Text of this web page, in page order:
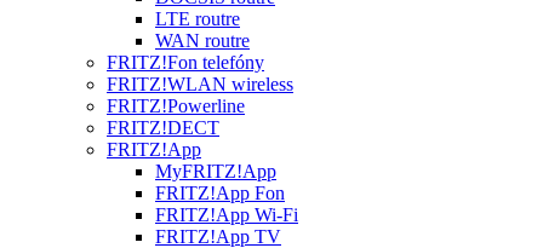
LTE routre
WAN routre
FRITZ!Fon telefóny
FRITZ!WLAN wireless
FRITZ!Powerline
FRITZ!DECT
FRITZ!App
MyFRITZ!App
FRITZ!App Fon
FRITZ!App Wi-Fi
FRITZ!App TV